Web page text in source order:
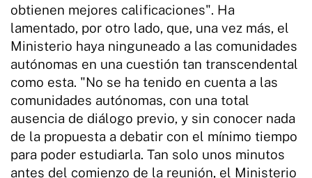
obtienen mejores calificaciones". Ha
lamentado, por otro lado, que, una vez más, el
Ministerio haya ninguneado a las comunidades
autónomas en una cuestión tan transcendental
como esta. "No se ha tenido en cuenta a las
comunidades autónomas, con una total
ausencia de diálogo previo, y sin conocer nada
de la propuesta a debatir con el mínimo tiempo
para poder estudiarla. Tan solo unos minutos
antes del comienzo de la reunión, el Ministerio